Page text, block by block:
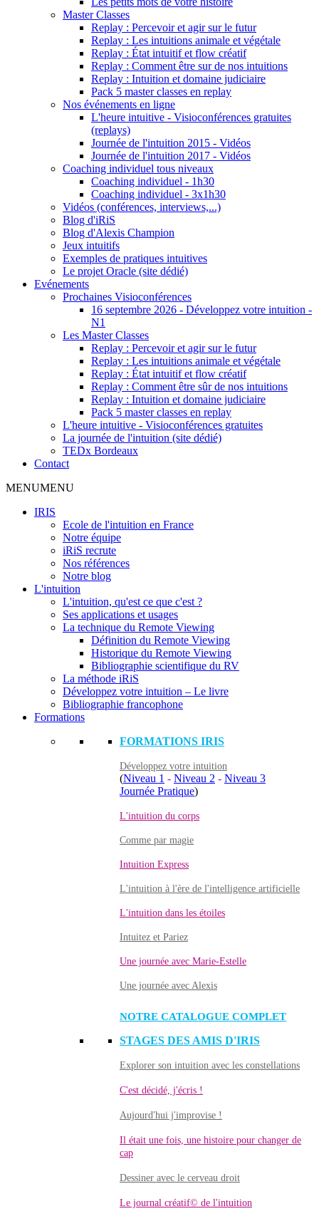
Master Classes
Replay : Percevoir et agir sur le futur
Replay : Les intuitions animale et végétale
Replay : État intuitif et flow créatif
Replay : Comment être sur de nos intuitions
Replay : Intuition et domaine judiciaire
Pack 5 master classes en replay
Nos événements en ligne
L'heure intuitive - Visioconférences gratuites
(replays)
Journée de l'intuition 2015 - Vidéos
Journée de l'intuition 2017 - Vidéos
Coaching individuel tous niveaux
Coaching individuel - 1h30
Coaching individuel - 3x1h30
Vidéos (conférences, interviews,...)
Blog d'iRiS
Blog d'Alexis Champion
Jeux intuitifs
Exemples de pratiques intuitives
Le projet Oracle (site dédié)
Evénements
Prochaines Visioconférences
16 septembre 2026 - Développez votre intuition -
N1
Les Master Classes
Replay : Percevoir et agir sur le futur
Replay : Les intuitions animale et végétale
Replay : État intuitif et flow créatif
Replay : Comment être sûr de nos intuitions
Replay : Intuition et domaine judiciaire
Pack 5 master classes en replay
L'heure intuitive - Visioconférences gratuites
La journée de l'intuition (site dédié)
TEDx Bordeaux
Contact
MENUMENU
IRIS
Ecole de l'intuition en France
Notre équipe
iRiS recrute
Nos références
Notre blog
L'intuition
L'intuition, qu'est ce que c'est ?
Ses applications et usages
La technique du Remote Viewing
Définition du Remote Viewing
Historique du Remote Viewing
Bibliographie scientifique du RV
La méthode iRiS
Développez votre intuition – Le livre
Bibliographie francophone
Formations
FORMATIONS IRIS
Développez votre intuition
(Niveau 1 - Niveau 2 - Niveau 3
Journée Pratique)
L'intuition du corps
Comme par magie
Intuition Express
L'intuition à l'ère de l'intelligence artificielle
L'intuition dans les étoiles
Intuitez et Pariez
Une journée avec Marie-Estelle
Une journée avec Alexis
NOTRE CATALOGUE COMPLET
STAGES DES AMIS D'IRIS
Explorer son intuition avec les constellations
C'est décidé, j'écris !
Aujourd'hui j'improvise !
Il était une fois, une histoire pour changer de
cap
Dessiner avec le cerveau droit
Le journal créatif© de l'intuition